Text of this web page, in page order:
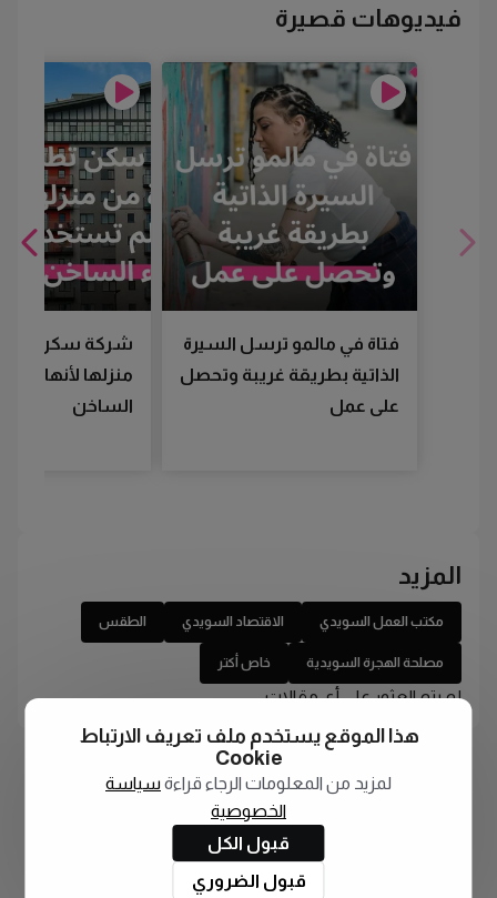
فيديوهات قصيرة
فتاة في مالمو ترسل السيرة
الذاتية بطريقة غريبة وتحصل
على عمل
شركة سكن
منزلها لأنها لم
الساخن
المزيد
مكتب العمل السويدي الاقتصاد السويدي الطقس
مصلحة الهجرة السويدية خاص أكتر
لم يتم العثور على أي مقالات
هذا الموقع يستخدم ملف تعريف الارتباط
Cookie
لمزيد من المعلومات الرجاء قراءة سياسة
الخصوصية
قبول الكل
قبول الضروري